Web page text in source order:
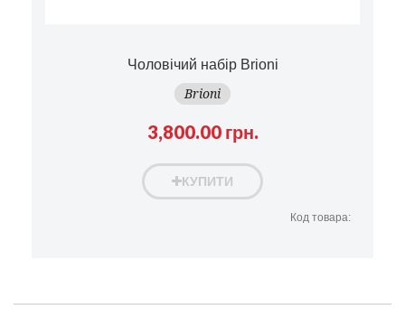
Чоловічий набір Brioni
Brioni
3,800.00 грн.
КУПИТИ
Код товара: